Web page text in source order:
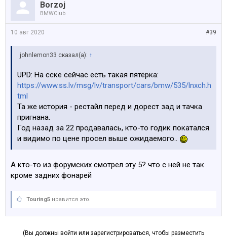
Borzoj
BMWClub
#39
10 авг 2020
johnlemon33 сказал(а): ↑
UPD: На сске сейчас есть такая пятёрка:
https://www.ss.lv/msg/lv/transport/cars/bmw/535/lnxch.h
tml
Та же история - рестайл перед и дорест зад и тачка
пригнана.
Год назад за 22 продавалась, кто-то годик покатался
и видимо по цене просел выше ожидаемого..
А кто-то из форумских смотрел эту 5? что с ней не так
кроме задних фонарей
Touring5 нравится это.
(Вы должны войти или зарегистрироваться, чтобы разместить